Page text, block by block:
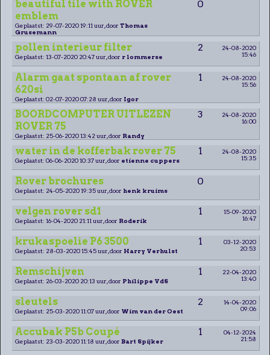
beautiful tile with ROVER
emblem
0
Geplaatst: 29-07-2020 19:11 uur, door Thomas
Grusemann
pollen interieur filter 2
24-08-2020
15:46
Geplaatst: 13-07-2020 20:47 uur, door r lommerse
Alarm gaat spontaan af rover
620si
1
24-08-2020
15:56
Geplaatst: 02-07-2020 07:28 uur, door Igor
BOORDCOMPUTER UITLEZEN
ROVER 75
3
24-08-2020
16:00
Geplaatst: 25-06-2020 13:42 uur, door Randy
water in de kofferbak rover 75 1
24-08-2020
15:35
Geplaatst: 06-06-2020 10:37 uur, door etienne cuppers
Rover brochures 0
Geplaatst: 24-05-2020 19:35 uur, door henk kruims
velgen rover sd1 1
15-09-2020
16:47
Geplaatst: 16-04-2020 21:11 uur, door Roderik
krukaspoelie P6 3500 1
03-12-2020
20:53
Geplaatst: 28-03-2020 15:45 uur, door Harry Verhulst
Remschijven 1
22-04-2020
13:40
Geplaatst: 26-03-2020 20:13 uur, door Philippe VdS
sleutels 2
14-04-2020
09:06
Geplaatst: 25-03-2020 11:07 uur, door Wim van der Oest
Accubak P5b Coupé 1
04-12-2024
21:58
Geplaatst: 23-03-2020 11:18 uur, door Bart Spijker